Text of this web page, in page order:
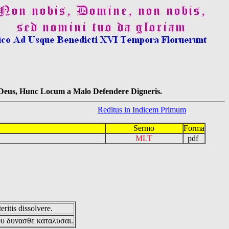
Hunc Locum a Malo Defendere Digneris.
Reditus in Indicem Primum
Sermo
Forma
MLT pdf
dissolvere.
δυνασθε καταλυσαι.